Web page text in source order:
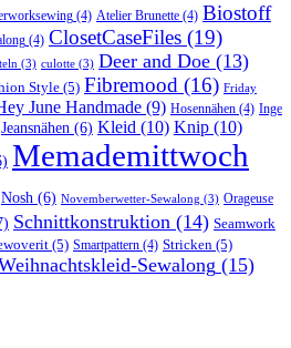
(4) Atelier Brunette (4) Biostoff
(4) ClosetCaseFiles (19)
(3) culotte (3) Deer and Doe (13)
Style (5) Fibremood (16) Friday
June Handmade (9) Hosennähen (4) Inge
Jeansnähen (6) Kleid (10) Knip (10)
Memademittwoch
Nosh (6) Novemberwetter-Sewalong (3) Orageuse
Schnittkonstruktion (14) Seamwork
(5) Smartpattern (4) Stricken (5)
Sewalong (15)